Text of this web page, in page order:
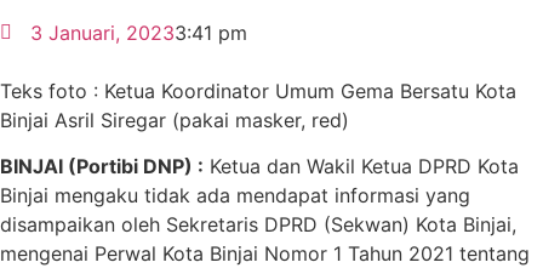
3 Januari, 20233:41 pm
Teks foto : Ketua Koordinator Umum Gema Bersatu Kota
Binjai Asril Siregar (pakai masker, red)
BINJAI (Portibi DNP) : Ketua dan Wakil Ketua DPRD Kota
Binjai mengaku tidak ada mendapat informasi yang
disampaikan oleh Sekretaris DPRD (Sekwan) Kota Binjai,
mengenai Perwal Kota Binjai Nomor 1 Tahun 2021 tentang